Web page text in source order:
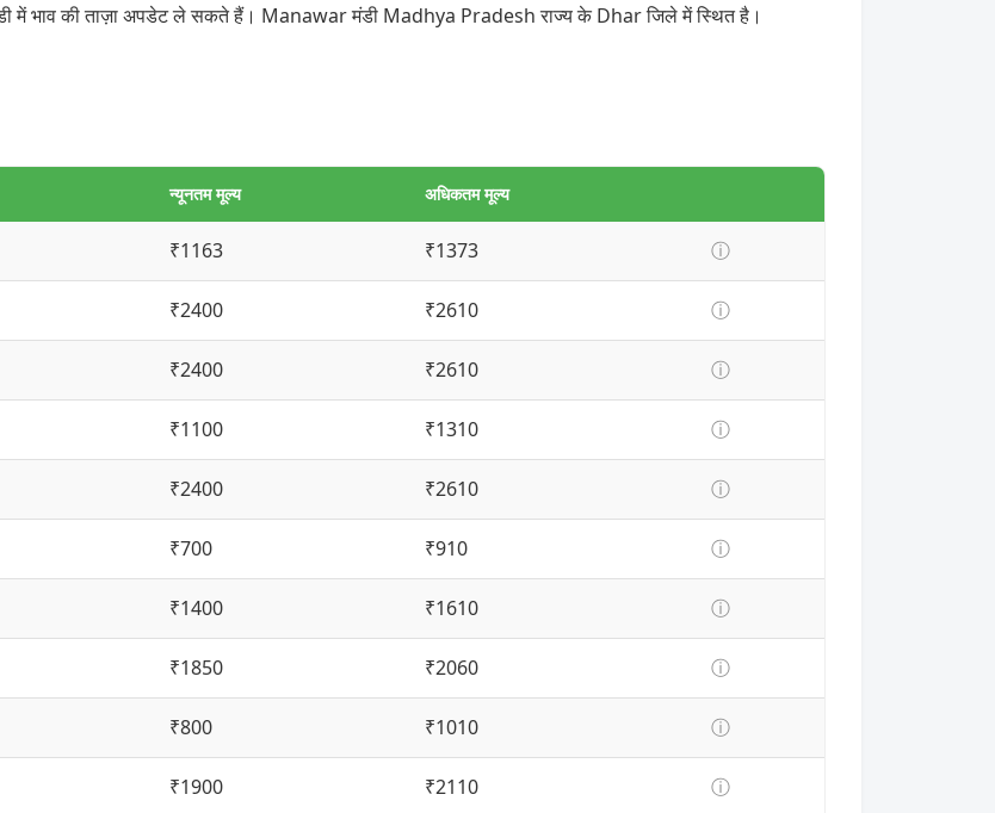
में भाव की ताज़ा अपडेट ले सकते हैं। Manawar मंडी Madhya Pradesh राज्य के Dhar जिले में स्थित है।
न्यूनतम मूल्य अधिकतम मूल्य
₹1163 ₹1373 ⓘ
₹2400 ₹2610 ⓘ
₹2400 ₹2610 ⓘ
₹1100 ₹1310 ⓘ
₹2400 ₹2610 ⓘ
₹700 ₹910 ⓘ
₹1400 ₹1610 ⓘ
₹1850 ₹2060 ⓘ
₹800 ₹1010 ⓘ
₹1900 ₹2110 ⓘ